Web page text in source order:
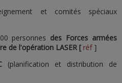
et comités spéciaux
personnes des Forces armées
de l'opération LASER [ réf]
(planification et distribution de